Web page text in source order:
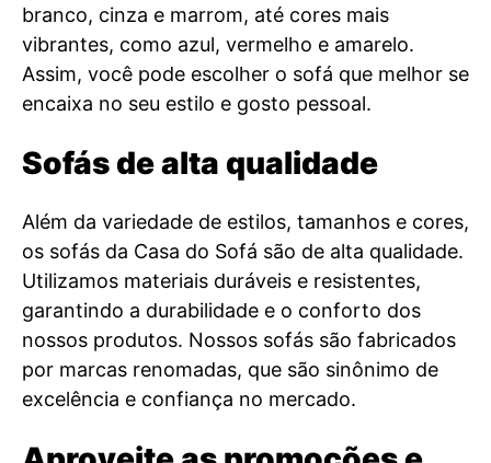
branco, cinza e marrom, até cores mais
vibrantes, como azul, vermelho e amarelo.
Assim, você pode escolher o sofá que melhor se
encaixa no seu estilo e gosto pessoal.
Sofás de alta qualidade
Além da variedade de estilos, tamanhos e cores,
os sofás da Casa do Sofá são de alta qualidade.
Utilizamos materiais duráveis e resistentes,
garantindo a durabilidade e o conforto dos
nossos produtos. Nossos sofás são fabricados
por marcas renomadas, que são sinônimo de
excelência e confiança no mercado.